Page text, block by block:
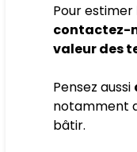
Pour estimer
contactez-
valeur des
Pensez aussi
notamment
bâtir.